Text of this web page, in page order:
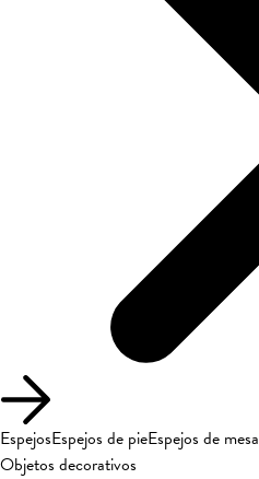
EspejosEspejos de pieEspejos de mesa
Objetos decorativos